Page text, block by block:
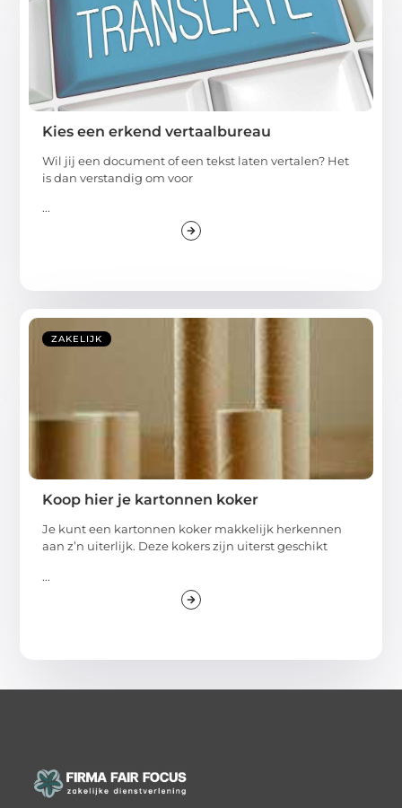
Kies een erkend vertaalbureau
Wil jij een document of een tekst laten vertalen? Het
is dan verstandig om voor
...
ZAKELIJK
Koop hier je kartonnen koker
Je kunt een kartonnen koker makkelijk herkennen
aan z’n uiterlijk. Deze kokers zijn uiterst geschikt
...